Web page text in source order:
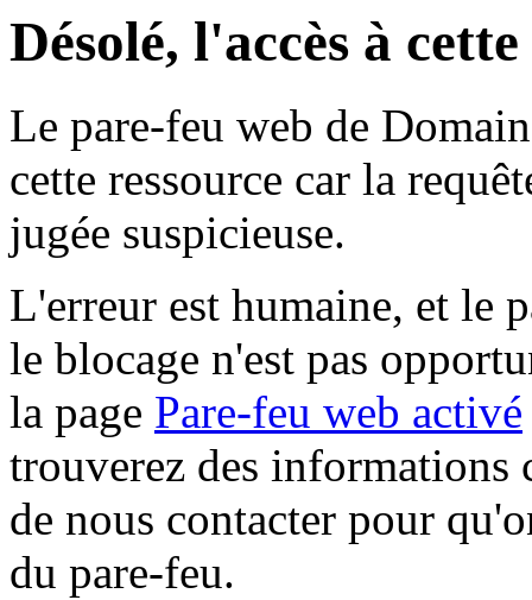
Désolé, l'accès à
Le pare-feu web de
cette ressource car la
jugée suspicieuse.
L'erreur est humaine, et le
le blocage n'est pas
la page Pare-feu web activé
trouverez des informations
de nous contacter pour
du pare-feu.